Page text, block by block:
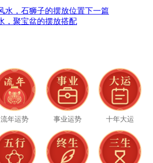
水，石狮子的摆放位置下一篇
，聚宝盆的摆放搭配
流年运势 事业运势 十年大运